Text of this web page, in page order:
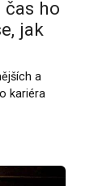
ho
jak
a
kariéra